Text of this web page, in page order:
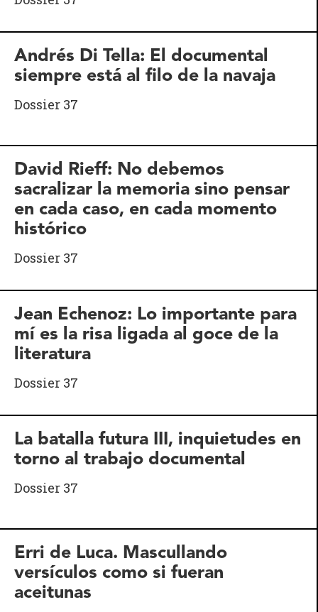
Andrés Di Tella: El documental
siempre está al filo de la navaja
Dossier 37
David Rieff: No debemos
sacralizar la memoria sino pensar
en cada caso, en cada momento
histórico
Dossier 37
Jean Echenoz: Lo importante para
mí es la risa ligada al goce de la
literatura
Dossier 37
La batalla futura III, inquietudes en
torno al trabajo documental
Dossier 37
Erri de Luca. Mascullando
versículos como si fueran
aceitunas